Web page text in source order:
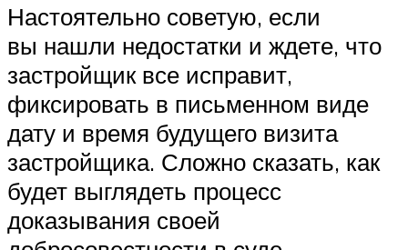
Настоятельно советую, если
вы нашли недостатки и ждете, что
застройщик все исправит,
фиксировать в письменном виде
дату и время будущего визита
застройщика. Сложно сказать, как
будет выглядеть процесс
доказывания своей